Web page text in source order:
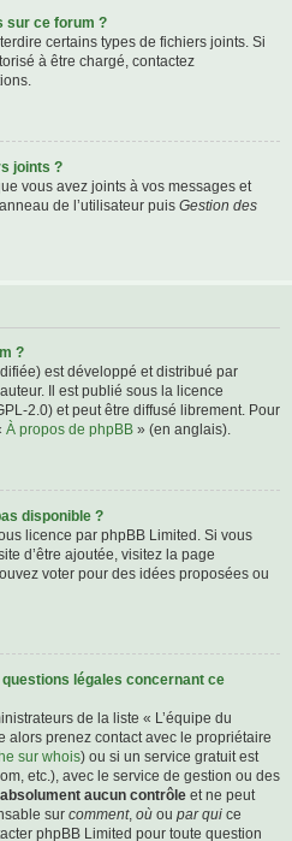
sur ce forum ?
certains types de fichiers joints. Si
à être chargé, contactez
joints ?
vous avez joints à vos messages et
de l’utilisateur puis Gestion des
?
est développé et distribué par
Il est publié sous la licence
2.0) et peut être diffusé librement. Pour
À propos de phpBB » (en anglais).
disponible ?
licence par phpBB Limited. Si vous
d’être ajoutée, visitez la page
voter pour des idées proposées ou
légales concernant ce
de la liste « L’équipe du
alors prenez contact avec le propriétaire
sur whois) ou si un service gratuit est
etc.), avec le service de gestion ou des
absolument aucun contrôle et ne peut
sur comment, où ou par qui ce
phpBB Limited pour toute question